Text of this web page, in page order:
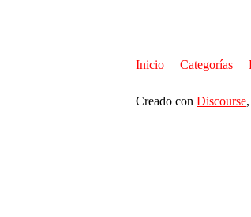
Inicio Categorías
Creado con Discourse